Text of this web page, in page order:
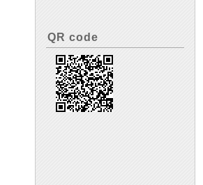
QR code